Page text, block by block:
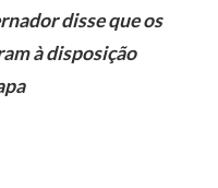
disse que os
à disposição